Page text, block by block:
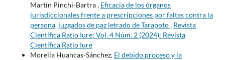
Martín Pinchi-Bartra , Eficacia de los órganos
jurisdiccionales frente a prescripciones por faltas contra la
persona, juzgados de paz letrado de Tarapoto, Revista
Científica Ratio Iure: Vol. 4 Núm. 2 (2024): Revista
Científica Ratio Iure
Morelia Huancas-Sánchez, El debido proceso y la